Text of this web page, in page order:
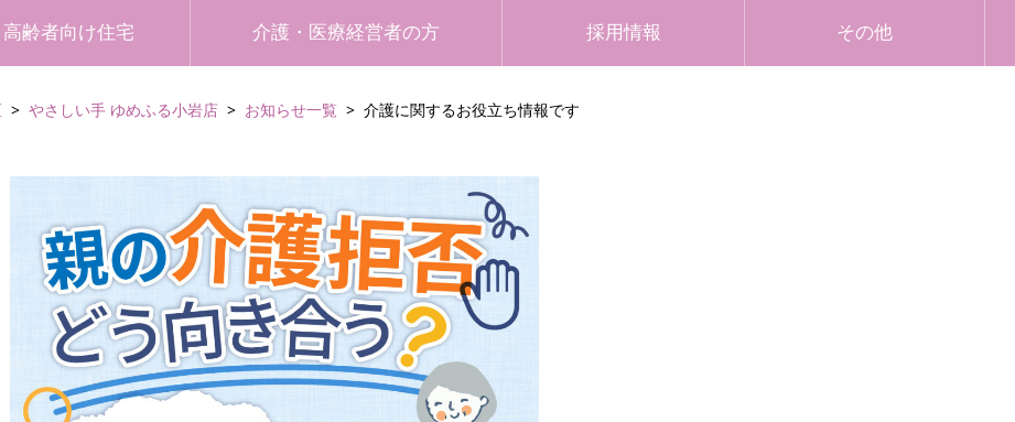
高齢者向け住宅 介護・医療経営者の方 採用情報 その他
やさしい手 ゆめふる小岩店 お知らせ一覧 介護に関するお役立ち情報です